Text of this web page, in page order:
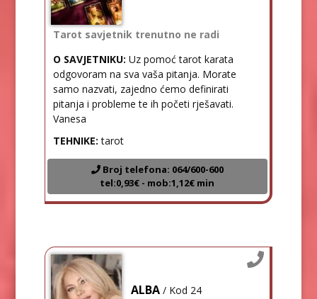
Tarot savjetnik trenutno ne radi
O SAVJETNIKU: Uz pomoć tarot karata
odgovoram na sva vaša pitanja. Morate
samo nazvati, zajedno ćemo definirati
pitanja i probleme te ih početi rješavati.
Vanesa
TEHNIKE: tarot
Broj telefona: 064/600-600
tel:0,93€ - mob:1,12€ min
ALBA / Kod 24